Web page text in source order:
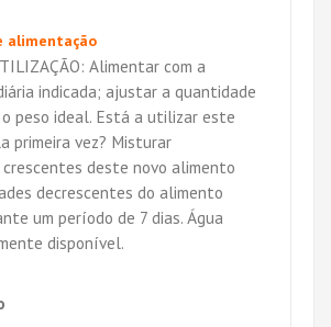
alimentação
Alimentar com a
indicada; ajustar a quantidade
peso ideal. Está a utilizar este
primeira vez? Misturar
deste novo alimento
decrescentes do alimento
um período de 7 dias. Água
disponível.